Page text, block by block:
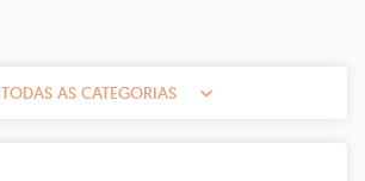
TODAS AS CATEGORIAS